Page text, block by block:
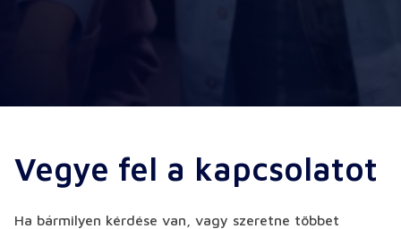
Vegye fel a kapcsolatot
Ha bármilyen kérdése van, vagy szeretne többet